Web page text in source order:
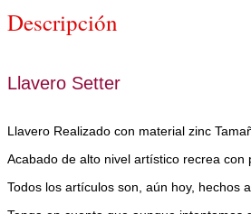
Descripción
Llavero Setter
Llavero Realizado con material zinc
Acabado de alto nivel artístico recrea
Todos los artículos son, aún hoy, hechos